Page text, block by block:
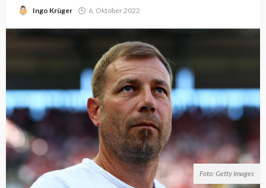
Ingo Krüger 6. Oktober 2022
Foto: Getty Images